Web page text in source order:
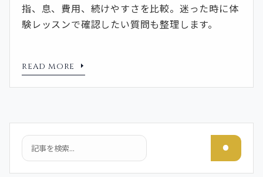
指、息、費用、続けやすさを比較。迷った時に体
験レッスンで確認したい質問も整理します。
READ MORE
検索